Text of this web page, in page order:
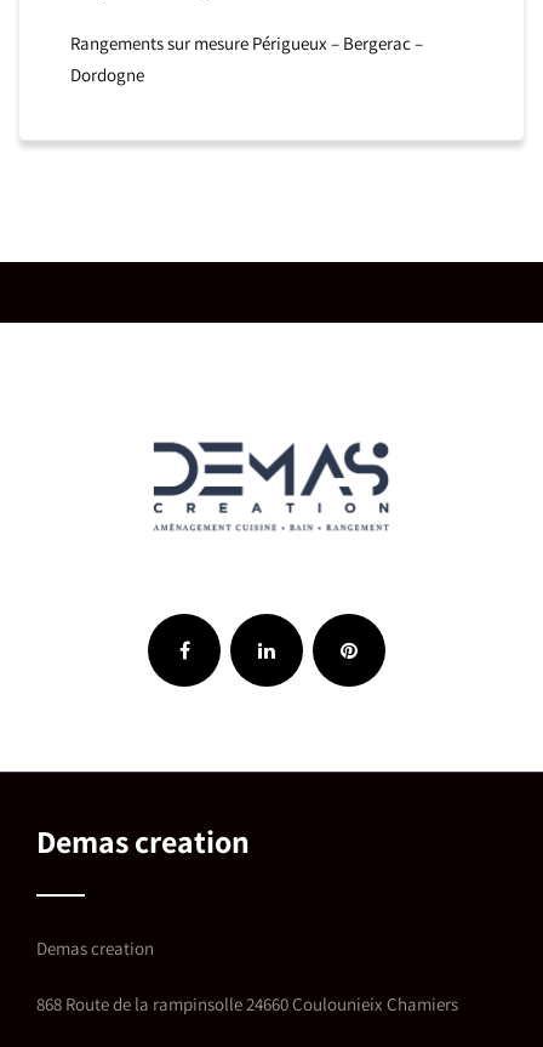
Rangements sur mesure Périgueux – Bergerac –
Dordogne
Demas creation
Demas creation
868 Route de la rampinsolle 24660 Coulounieix Chamiers